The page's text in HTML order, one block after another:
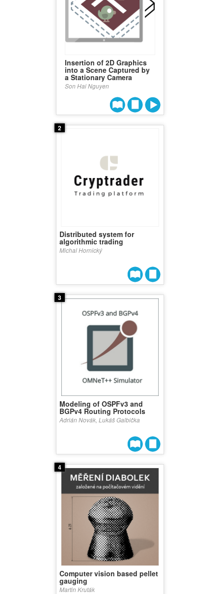
Insertion of 2D Graphics
into a Scene Captured by
a Stationary Camera
Son Hai Nguyen
2
Distributed system for
algorithmic trading
Michal Hornický
3
Modeling of OSPFv3 and
BGPv4 Routing Protocols
Adrián Novák, Lukáš Galbička
4
Computer vision based pellet
gauging
Martin Kruták